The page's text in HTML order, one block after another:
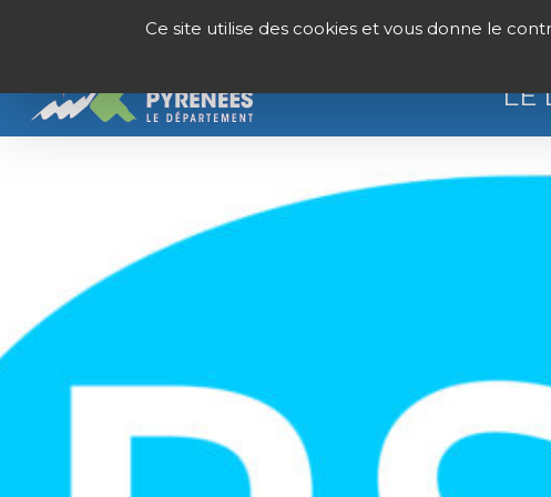
Ce site utilise des cookies et vous donne le
LE